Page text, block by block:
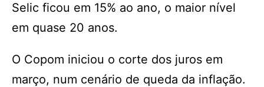
Selic ficou em 15% ao ano, o maior nível
em quase 20 anos.
O Copom iniciou o corte dos juros em
março, num cenário de queda da inflação.